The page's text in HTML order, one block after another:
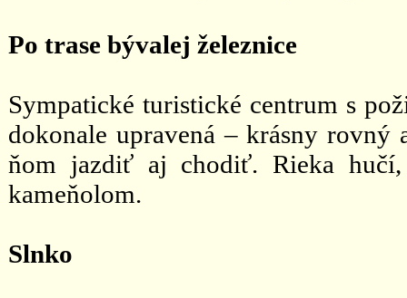
Po trase bývalej železnice
Sympatické turistické centrum s
dokonale upravená – krásny
ňom jazdiť aj chodiť. Rieka
kameňolom.
Slnko